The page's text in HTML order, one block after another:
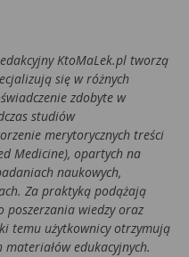
KtoMaLek.pl tworzą
się w różnych
zdobyte w
studiów
merytorycznych treści
Medicine), opartych na
naukowych,
Za praktyką podążają
poszerzania wiedzy oraz
temu użytkownicy otrzymują
edukacyjnych.